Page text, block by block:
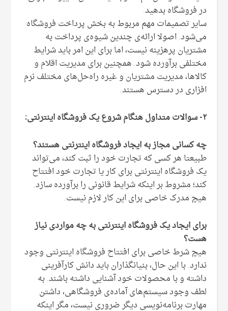
در فروشگاه بدهید.
سایر تصمیمات مهم مربوط به بخش پرداخت فروشگاه
می‌شود. اصولا ارائه‌ی چندین شیوه‌ی پرداخت به
مشتریان پرهزینه نیست، اما برای این امر باید شرایط
مختلفی برآورده شود. همچنین برای مدیریت اقلام و
کالاها، مدیریت مشتریان و غیره راه‌حل‌‌های مختلف نرم
افزاری در دسترس هستند.
۲- سوالات متداول هنگام شروع یک فروشگاه اینترنتی:
چه کسانی مجاز به ایجاد فروشگاه اینترنتی هستند؟
طبیعتا هر کسی که تجارت خود را ثبت کند‌، می‌تواند
یک فروشگاه اینترنتی برای کار یا تجارت خود افتتاح
کند؛ مشروط بر اینکه شرایط قانونی را برآورده سازد.
هیچ مدرک خاصی برای این کار لازم نیست.
برای ایجاد یک فروشگاه اینترنتی به چه مواردی نیاز
هست؟
هیچ شرط خاصی برای افتتاح فروشگاه اینترنتی وجود
ندارد. با این حال، بنیانگذاران باید دانش کارآفرینی
داشته و با محصولات خود آشنایی داشته باشند. به
لطف وجود سیستم‌های آماده‌ی فروشگاهی، داشتن
مهارت‌ برنامه‌نویسی دیگر ضروری نیست، مگر اینکه